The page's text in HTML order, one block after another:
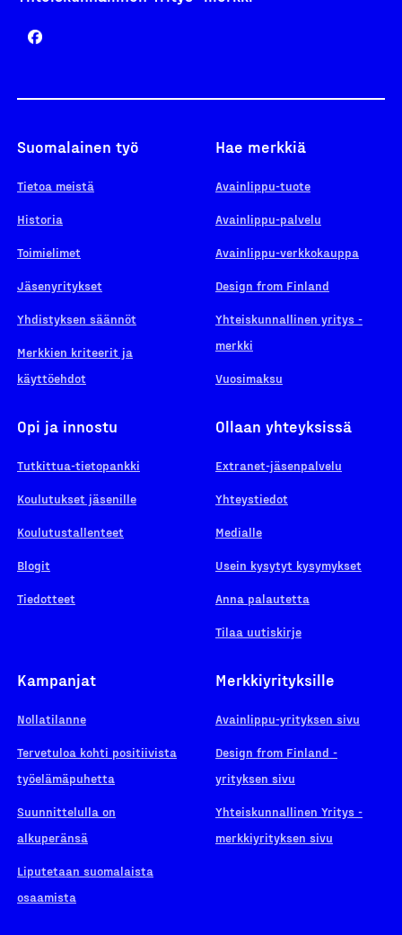
Suomalainen työ
Tietoa meistä
Historia
Toimielimet
Jäsenyritykset
Yhdistyksen säännöt
Merkkien kriteerit ja
käyttöehdot
Hae merkkiä
Avainlippu-tuote
Avainlippu-palvelu
Avainlippu-verkkokauppa
Design from Finland
Yhteiskunnallinen yritys -
merkki
Vuosimaksu
Opi ja innostu
Tutkittua-tietopankki
Koulutukset jäsenille
Koulutustallenteet
Blogit
Tiedotteet
Ollaan yhteyksissä
Extranet-jäsenpalvelu
Yhteystiedot
Medialle
Usein kysytyt kysymykset
Anna palautetta
Tilaa uutiskirje
Kampanjat
Nollatilanne
Tervetuloa kohti positiivista
työelämäpuhetta
Suunnittelulla on
alkuperänsä
Liputetaan suomalaista
osaamista
Merkkiyrityksille
Avainlippu-yrityksen sivu
Design from Finland -
yrityksen sivu
Yhteiskunnallinen Yritys -
merkkiyrityksen sivu